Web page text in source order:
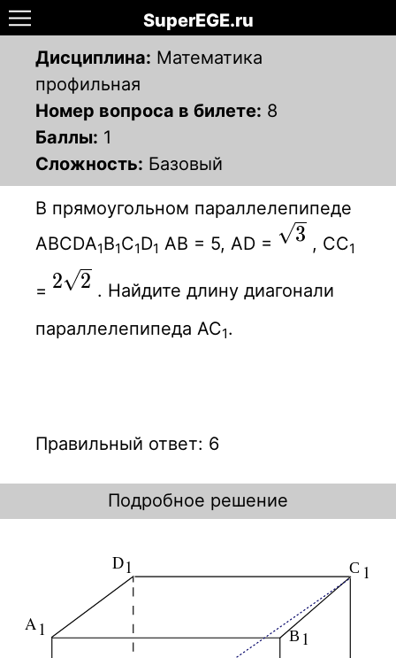
SuperEGE.ru
Дисциплина: Математика
профильная
Номер вопроса в билете: 8
Баллы: 1
Сложность: Базовый
В прямоугольном параллелепипеде
АВСDА1В1С1D1 АВ = 5, АD = \sqrt
3 , СС1
= 2\sqrt
2 2 . Найдите длину диагонали
параллелепипеда АС1.
Правильный ответ: 6
Подробное решение